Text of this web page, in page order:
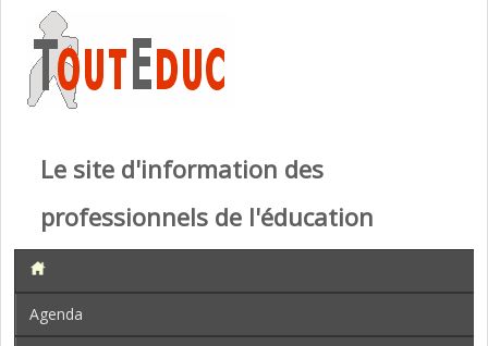
Le site d'information des
professionnels de l'éducation
Agenda